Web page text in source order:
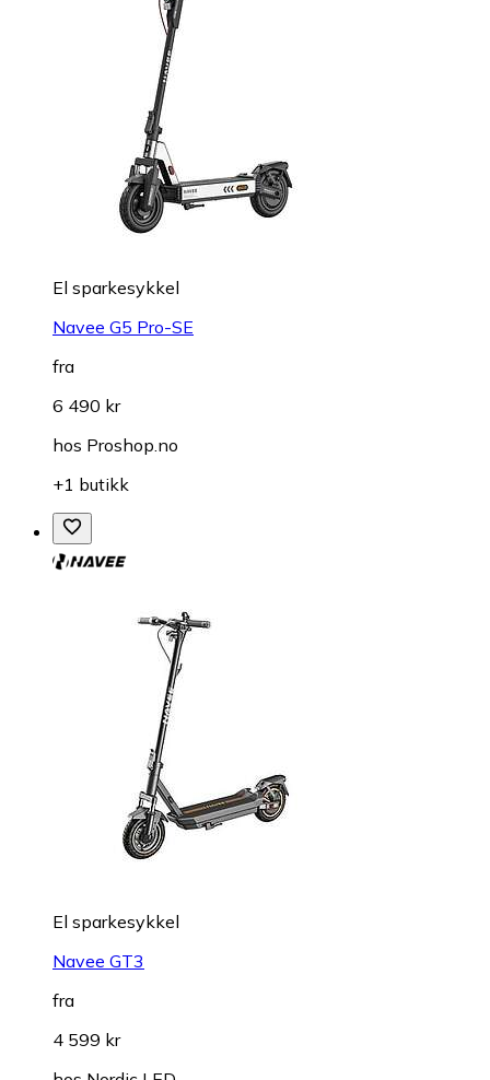
El sparkesykkel
Navee G5 Pro-SE
fra
6 490 kr
hos Proshop.no
+1 butikk
El sparkesykkel
Navee GT3
fra
4 599 kr